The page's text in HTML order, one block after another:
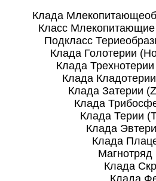
Клада
Класс
Подкласс
Клада Голотерии
Клада Трехнотерии
Клада Кладотерии
Клада Затерии
Клада
Клада Терии
Клада Эвтерии
Клада
Магнотряд
Клада
Клада